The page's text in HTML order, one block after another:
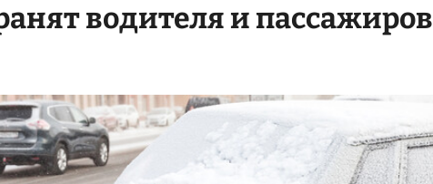
водителя и пассажиров